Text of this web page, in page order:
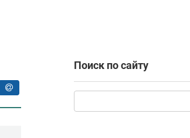
Поиск по сайту